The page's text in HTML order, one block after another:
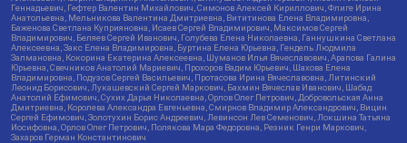
Геннадьевич, Гефтер Валентин Михайлович, Симонов Алексей Кириллович, Флиге Ирина
Анатольевна, Мельникова Валентина Дмитриевна, Вититинова Елена Владимировна,
Баженова Светлана Куприяновна, Исаев Сергей Владимирович, Максимов Сергей
Владимирович, Беляев Сергей Иванович, Голубева Елена Николаевна, Ганнушкина Светлана
Алексеевна, Закс Елена Владимировна, Буртина Елена Юрьевна, Гендель Людмила
Залмановна, Кокорина Екатерина Алексеевна, Шуманов Илья Вячеславович, Арапова Галина
Юрьевна, Свечников Анатолий Мариевич, Прохоров Вадим Юрьевич, Шахова Елена
Владимировна, Подузов Сергей Васильевич, Протасова Ирина Вячеславовна, Литинский
Леонид Борисович, Лукашевский Сергей Маркович, Бахмин Вячеслав Иванович, Шабад
Анатолий Ефимович, Сухих Дарья Николаевна, Орлов Олег Петрович, Добровольская Анна
Дмитриевна, Королева Александра Евгеньевна, Смирнов Владимир Александрович, Вицин
Сергей Ефимович, Золотухин Борис Андреевич, Левинсон Лев Семенович, Локшина Татьяна
Иосифовна, Орлов Олег Петрович, Полякова Мара Федоровна, Резник Генри Маркович,
Захаров Герман Константинович